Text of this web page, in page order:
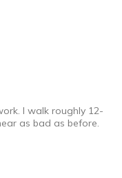
I walk roughly 12-
as bad as before.